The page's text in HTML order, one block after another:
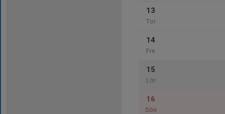
13
Tor
14
Fre
15
Lör
16
Sön